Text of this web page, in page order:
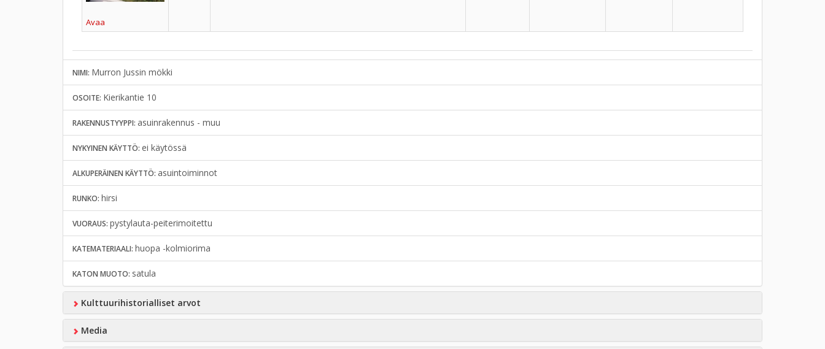
Avaa
NIMI: Murron Jussin mökki
OSOITE: Kierikantie 10
RAKENNUSTYYPPI: asuinrakennus - muu
NYKYINEN KÄYTTÖ: ei käytössä
ALKUPERÄINEN KÄYTTÖ: asuintoiminnot
RUNKO: hirsi
VUORAUS: pystylauta-peiterimoitettu
KATEMATERIAALI: huopa -kolmiorima
KATON MUOTO: satula
Kulttuurihistorialliset arvot
Media